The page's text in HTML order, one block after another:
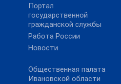
Портал
государственной
гражданской службы
Работа России
Новости
Общественная палата
Ивановской области